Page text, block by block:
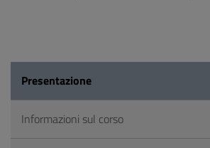
Presentazione
Informazioni sul corso